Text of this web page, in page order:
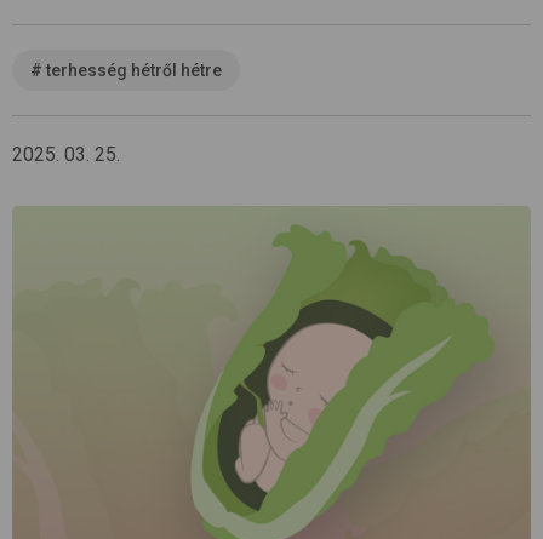
# terhesség hétről hétre
2025. 03. 25.